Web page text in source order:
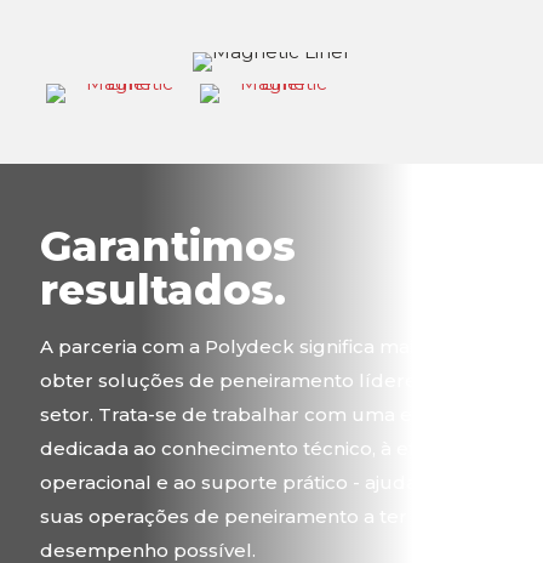
Garantimos
resultados.
A parceria com a Polydeck significa mais do que
obter soluções de peneiramento líderes do
setor. Trata-se de trabalhar com uma equipe
dedicada ao conhecimento técnico, à eficiência
operacional e ao suporte prático - ajudando as
suas operações de peneiramento a ter o melhor
desempenho possível.